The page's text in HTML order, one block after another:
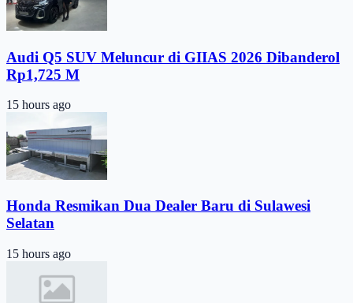
Audi Q5 SUV Meluncur di GIIAS 2026 Dibanderol
Rp1,725 M
15 hours ago
Honda Resmikan Dua Dealer Baru di Sulawesi
Selatan
15 hours ago